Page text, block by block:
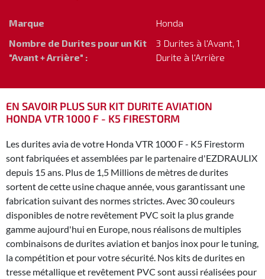
Marque
Honda
Nombre de Durites pour un Kit
"Avant + Arrière" :
3 Durites à l'Avant, 1
Durite à l'Arrière
EN SAVOIR PLUS SUR KIT DURITE AVIATION
HONDA VTR 1000 F - K5 FIRESTORM
Les durites avia de votre Honda VTR 1000 F - K5 Firestorm
sont fabriquées et assemblées par le partenaire d'EZDRAULIX
depuis 15 ans. Plus de 1,5 Millions de mètres de durites
sortent de cette usine chaque année, vous garantissant une
fabrication suivant des normes strictes. Avec 30 couleurs
disponibles de notre revêtement PVC soit la plus grande
gamme aujourd'hui en Europe, nous réalisons de multiples
combinaisons de durites aviation et banjos inox pour le tuning,
la compétition et pour votre sécurité. Nos kits de durites en
tresse métallique et revêtement PVC sont aussi réalisées pour